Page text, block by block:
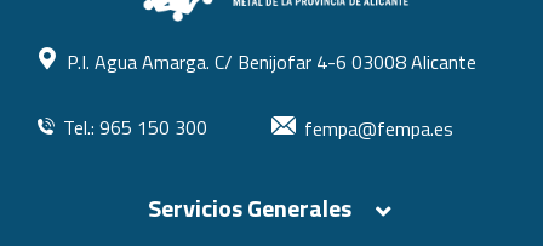
P.I. Agua Amarga. C/ Benijofar 4-6 03008 Alicante
Tel.: 965 150 300 fempa@fempa.es
Servicios Generales